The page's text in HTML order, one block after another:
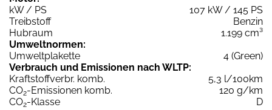
kW / PS
107 kW / 145 PS
Treibstoff
Benzin
Hubraum
1.199 cm³
Umweltnormen:
Umweltplakette
4 (Green)
Verbrauch und Emissionen nach WLTP:
Kraftstoffverbr. komb.
5,3 l/100km
CO2-Emissionen komb.
120 g/km
CO2-Klasse
D